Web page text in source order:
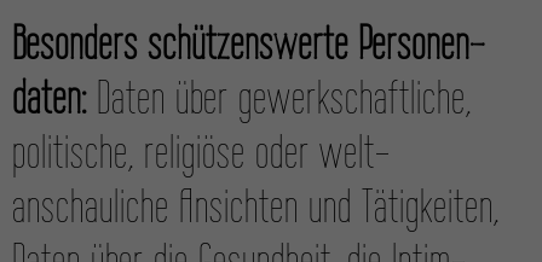
Besonders schützenswerte Personen­
daten: Daten über gewerk­schaftliche,
politische, religiöse oder welt­
anschauliche Ansichten und Tätigkeiten,